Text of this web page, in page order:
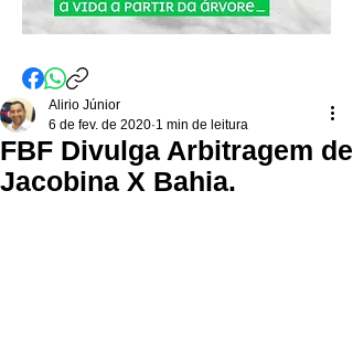
FBF Divulga Arbitragem de
Jacobina X Bahia.
Alirio Júnior
6 de fev. de 2020 1 min de leitura